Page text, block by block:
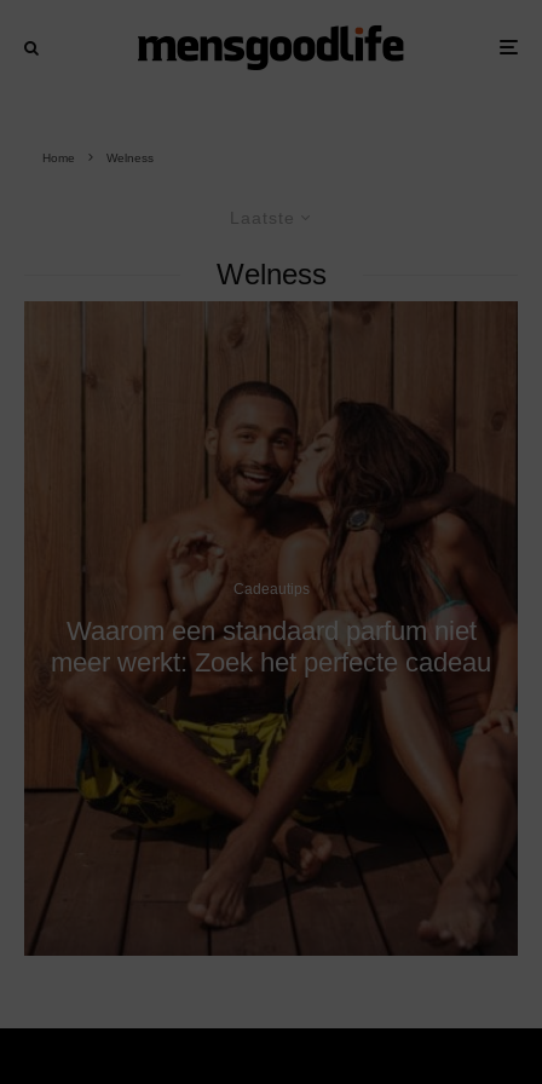
Home Welness
Laatste
Welness
Cadeautips
Waarom een standaard parfum niet
meer werkt: Zoek het perfecte cadeau